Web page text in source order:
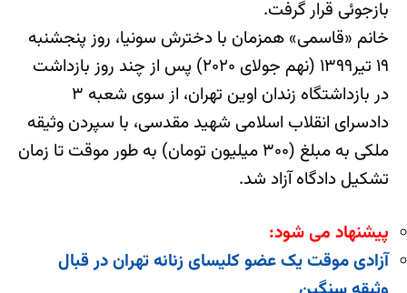
بازجوئی قرار گرفت.
خانم «قاسمی» همزمان با دخترش سونیا، روز پنجشنبه
۱۹ تیر۱۳۹۹ (نهم جولای ۲۰۲۰) پس از چند روز بازداشت
در بازداشتگاه زندان اوین تهران، از سوی شعبه ۳
دادسرای انقلاب اسلامی شهید مقدسی، با سپردن وثیقه
ملکی به مبلغ (۳۰۰ میلیون تومان) به طور موقت تا زمان
تشکیل دادگاه آزاد شد.
پیشنهاد می شود:
آزادی موقت یک عضوکلیسای زنانه تهران در قبال